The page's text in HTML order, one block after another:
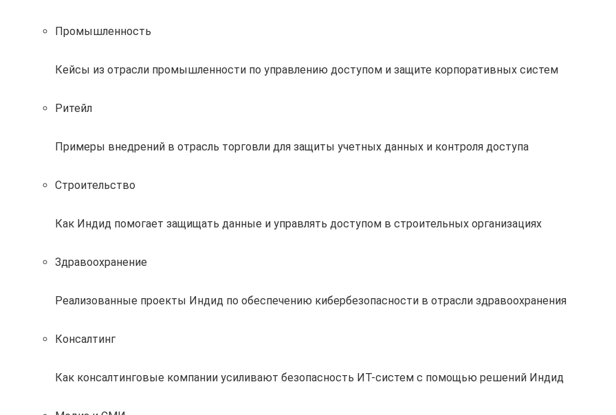
Промышленность
Кейсы из отрасли промышленности по управлению доступом и защите корпоративных систем
Ритейл
Примеры внедрений в отрасль торговли для защиты учетных данных и контроля доступа
Строительство
Как Индид помогает защищать данные и управлять доступом в строительных организациях
Здравоохранение
Реализованные проекты Индид по обеспечению кибербезопасности в отрасли здравоохранения
Консалтинг
Как консалтинговые компании усиливают безопасность ИТ-систем с помощью решений Индид